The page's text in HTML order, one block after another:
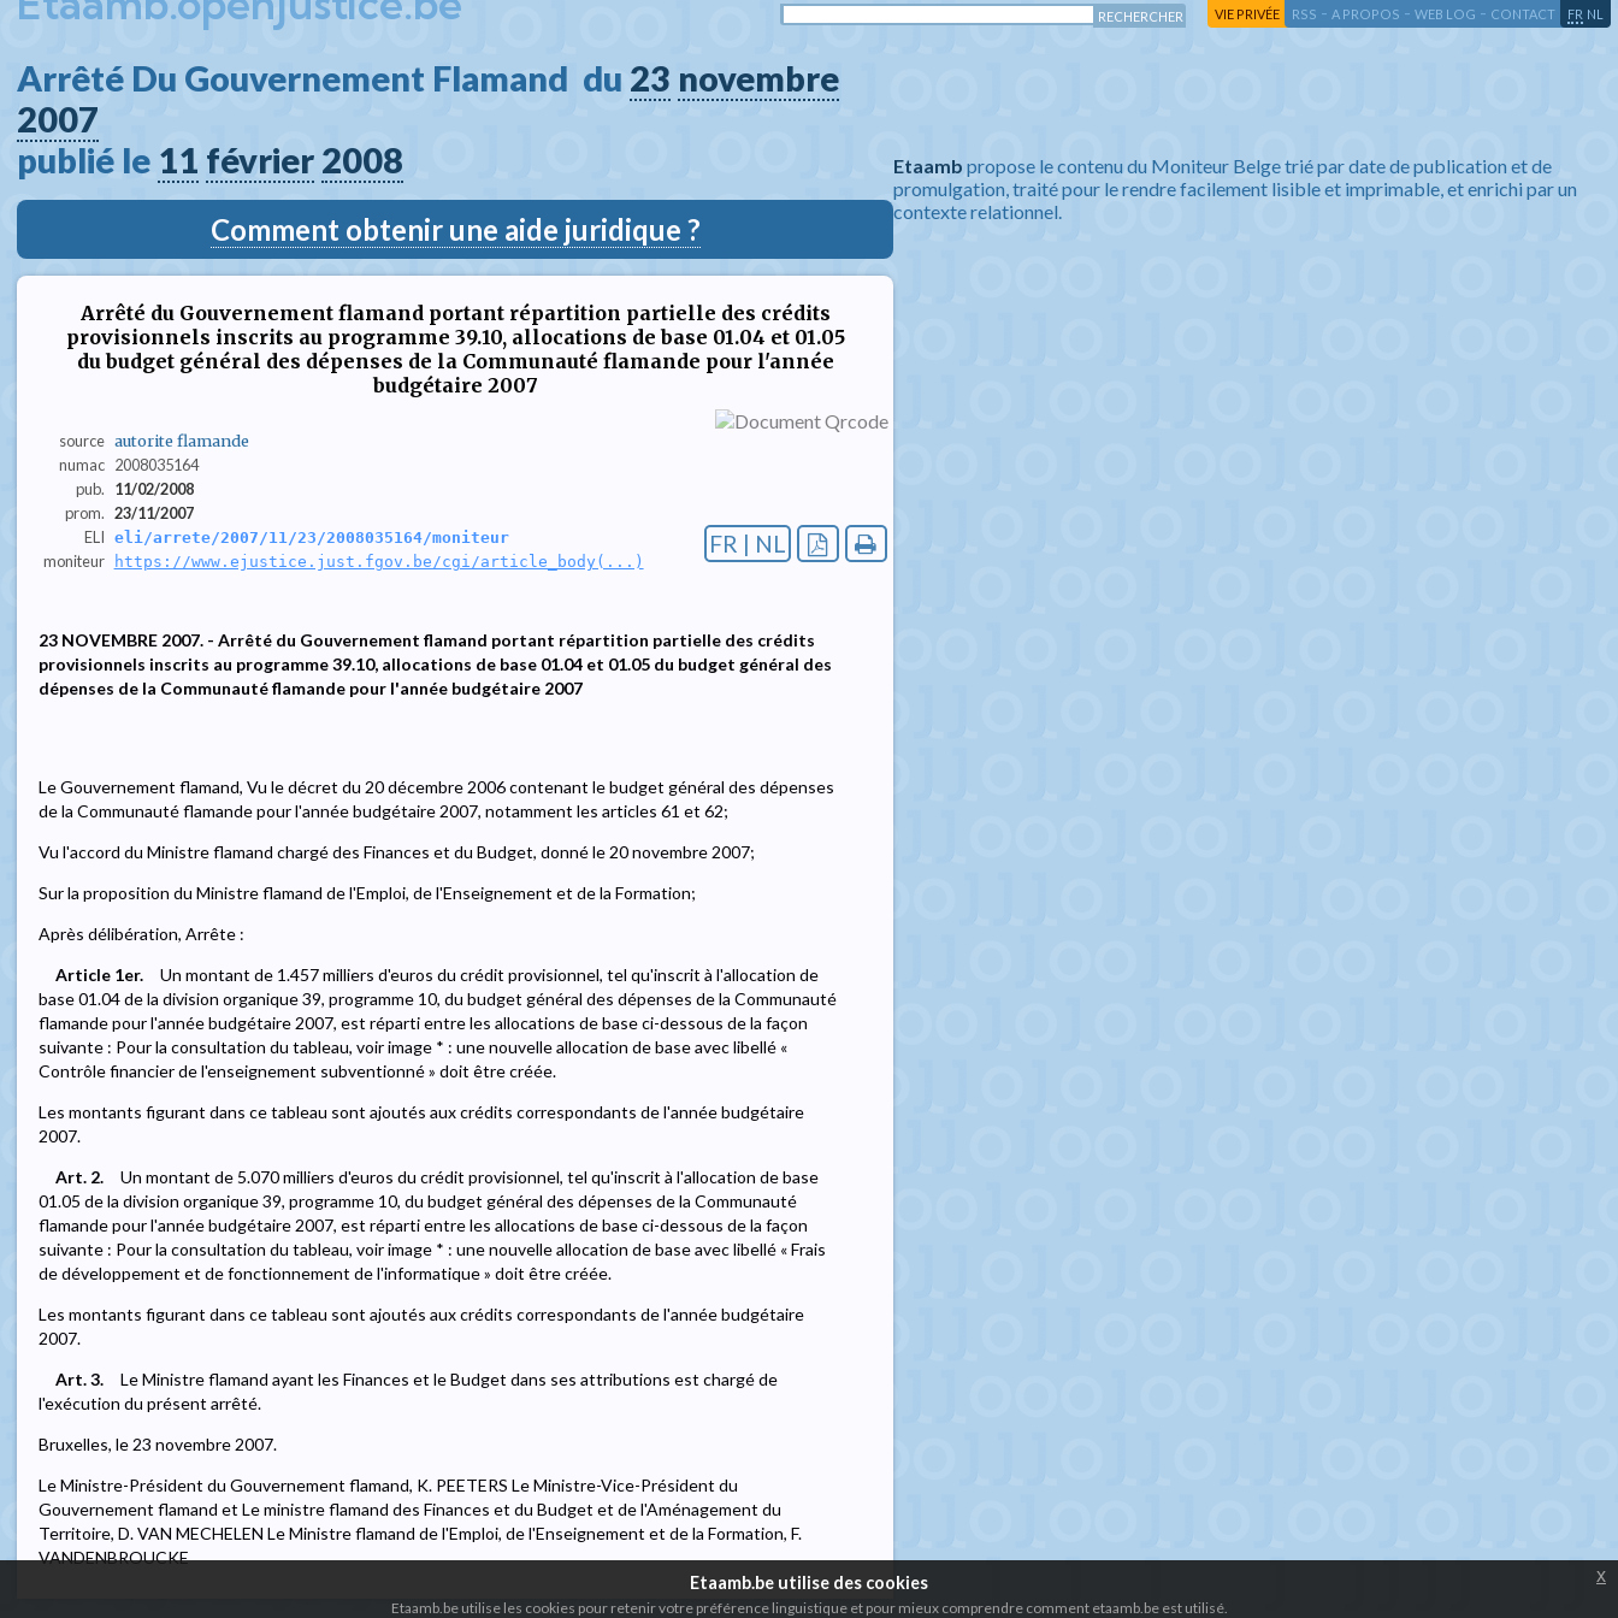
VIE PRIVÉE RSS - A PROPOS - WEB LOG - CONTACT FR NL
Arrêté Du Gouvernement Flamand  du 23 novembre
2007
publié le 11 février 2008
Comment obtenir une aide juridique ?
Arrêté du Gouvernement flamand portant répartition partielle des crédits
provisionnels inscrits au programme 39.10, allocations de base 01.04 et 01.05
du budget général des dépenses de la Communauté flamande pour l'année
budgétaire 2007
source autorite flamande
numac 2008035164
pub.
11/02/2008
prom. 23/11/2007
ELI eli/arrete/2007/11/23/2008035164/moniteur
moniteur https://www.ejustice.just.fgov.be/cgi/article_body(...)
FR | NL
23 NOVEMBRE 2007. - Arrêté du Gouvernement flamand portant répartition partielle des crédits
provisionnels inscrits au programme 39.10, allocations de base 01.04 et 01.05 du budget général des
dépenses de la Communauté flamande pour l'année budgétaire 2007
Le Gouvernement flamand, Vu le décret du 20 décembre 2006 contenant le budget général des dépenses
de la Communauté flamande pour l'année budgétaire 2007, notamment les articles 61 et 62;
Vu l'accord du Ministre flamand chargé des Finances et du Budget, donné le 20 novembre 2007;
Sur la proposition du Ministre flamand de l'Emploi, de l'Enseignement et de la Formation;
Après délibération, Arrête :
Article 1er.
Un montant de 1.457 milliers d'euros du crédit provisionnel, tel qu'inscrit à l'allocation de
base 01.04 de la division organique 39, programme 10, du budget général des dépenses de la Communauté
flamande pour l'année budgétaire 2007, est réparti entre les allocations de base ci-dessous de la façon
suivante : Pour la consultation du tableau, voir image * : une nouvelle allocation de base avec libellé «
Contrôle financier de l'enseignement subventionné » doit être créée.
Les montants figurant dans ce tableau sont ajoutés aux crédits correspondants de l'année budgétaire
2007.
Art. 2.
Un montant de 5.070 milliers d'euros du crédit provisionnel, tel qu'inscrit à l'allocation de base
01.05 de la division organique 39, programme 10, du budget général des dépenses de la Communauté
flamande pour l'année budgétaire 2007, est réparti entre les allocations de base ci-dessous de la façon
suivante : Pour la consultation du tableau, voir image * : une nouvelle allocation de base avec libellé « Frais
de développement et de fonctionnement de l'informatique » doit être créée.
Les montants figurant dans ce tableau sont ajoutés aux crédits correspondants de l'année budgétaire
2007.
Art. 3.
Le Ministre flamand ayant les Finances et le Budget dans ses attributions est chargé de
l'exécution du présent arrêté.
Bruxelles, le 23 novembre 2007.
Le Ministre-Président du Gouvernement flamand, K. PEETERS Le Ministre-Vice-Président du
Gouvernement flamand et Le ministre flamand des Finances et du Budget et de l'Aménagement du
Territoire, D. VAN MECHELEN Le Ministre flamand de l'Emploi, de l'Enseignement et de la Formation, F.
VANDENBROUCKE
Etaamb propose le contenu du Moniteur Belge trié par date de publication et de
promulgation, traité pour le rendre facilement lisible et imprimable, et enrichi par un
contexte relationnel.
Etaamb.be utilise des cookies
Etaamb.be utilise les cookies pour retenir votre préférence linguistique et pour mieux comprendre comment etaamb.be est utilisé.
x